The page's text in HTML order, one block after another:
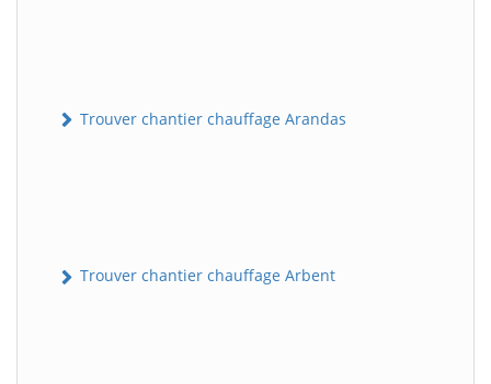
Trouver chantier chauffage Arandas
Trouver chantier chauffage Arbent